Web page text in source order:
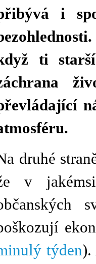
i
ti
druhé
v
týden).